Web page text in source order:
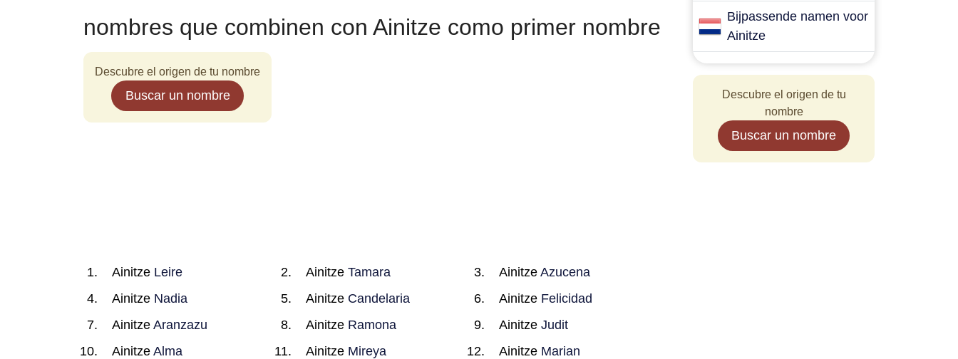
nombres que combinen con Ainitze como primer nombre
Descubre el origen de tu nombre
Buscar un nombre
Ainitze Leire Ainitze Tamara AinitzeAzucena
Ainitze Nadia Ainitze Candelaria Ainitze Felicidad
Ainitze Aranzazu Ainitze Ramona AinitzeJudit
Ainitze Alma Ainitze Mireya Ainitze Marian
Bijpassende namen voor
Ainitze
Descubre el origen de tu
nombre
Buscar un nombre